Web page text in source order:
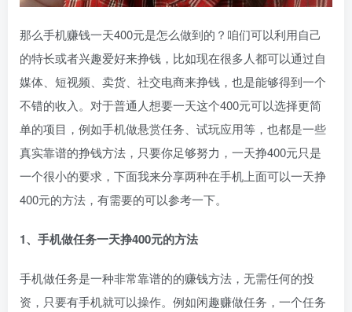
那么手机赚钱一天400元是怎么做到的？咱们可以利用自己
的特长或者兴趣爱好来挣钱，比如现在很多人都可以通过自
媒体、短视频、卖货、社交电商来挣钱，也是能够得到一个
不错的收入。对于普通人想要一天这个400元可以选择更简
单的项目，例如手机做悬赏任务、试玩应用等，也都是一些
真实靠谱的挣钱方法，只要你足够努力，一天挣400元只是
一个很小的要求，下面我来分享两种在手机上面可以一天挣
400元的方法，有需要的可以参考一下。
1、手机做任务一天挣400元的方法
手机做任务是一种非常靠谱的的赚钱方法，无需任何的投
资，只要有手机就可以操作。例如闲趣赚做任务，一个任务